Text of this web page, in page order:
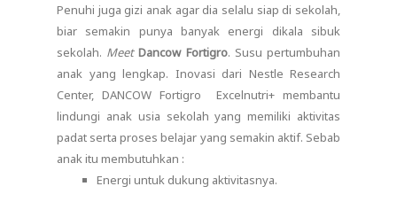
Penuhi juga gizi anak agar dia selalu siap di sekolah,
biar semakin punya banyak energi dikala sibuk
sekolah. Meet Dancow Fortigro. Susu pertumbuhan
anak yang lengkap. Inovasi dari Nestle Research
Center, DANCOW Fortigro Excelnutri+ membantu
lindungi anak usia sekolah yang memiliki aktivitas
padat serta proses belajar yang semakin aktif. Sebab
anak itu membutuhkan :
Energi untuk dukung aktivitasnya.